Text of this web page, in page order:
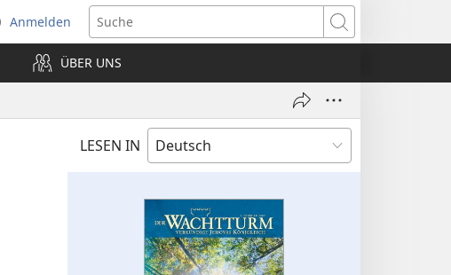
Anmelden
(öffnet
neues
Fenster)
Suche
ÜBER UNS
LESEN IN